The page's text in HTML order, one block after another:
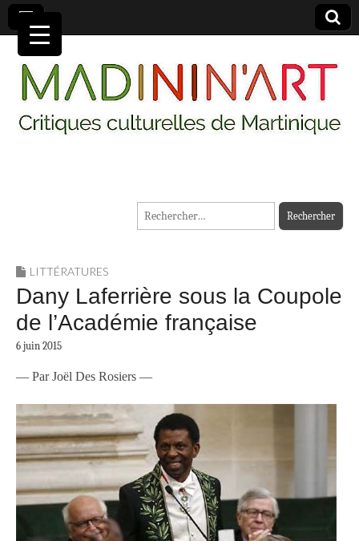
MADININ'ART
Rechercher :
LITTÉRATURES
Dany Laferrière sous la Coupole
de l’Académie française
6 juin 2015
— Par Joël Des Rosiers —